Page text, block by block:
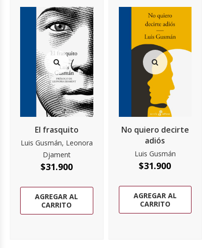
El frasquito
Luis Gusmán, Leonora
Djament
$31.900
AGREGAR AL
CARRITO
No quiero decirte
adiós
Luis Gusmán
$31.900
AGREGAR AL
CARRITO